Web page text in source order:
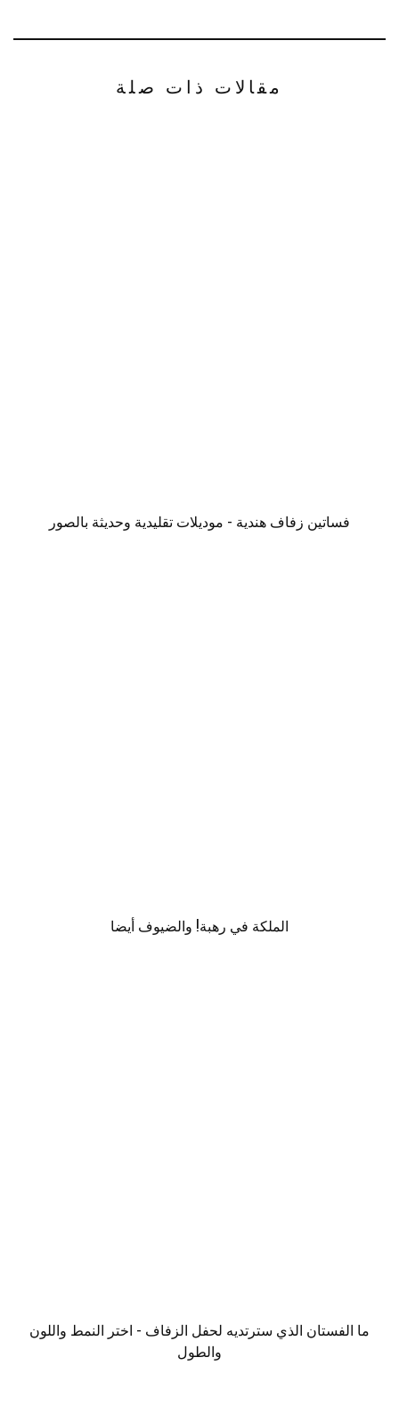
مقالات ذات صلة
فساتين زفاف هندية - موديلات تقليدية وحديثة بالصور
الملكة في رهبة! والضيوف أيضا
ما الفستان الذي سترتديه لحفل الزفاف - اختر النمط واللون
والطول